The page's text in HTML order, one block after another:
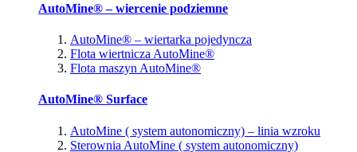
AutoMine® – wiercenie podziemne
AutoMine® – wiertarka pojedyncza
Flota wiertnicza AutoMine®
Flota maszyn AutoMine®
AutoMine® Surface
AutoMine ( system autonomiczny) – linia wzroku
Sterownia AutoMine ( system autonomiczny)